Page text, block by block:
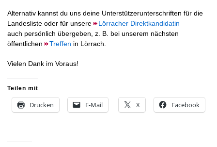
Alternativ kannst du uns deine Unterstützerunterschriften für die
Landesliste oder für unsere
Lörracher Direktkandidatin
auch persönlich übergeben, z. B. bei unserem nächsten
öffentlichen
Treffen in Lörrach.
Vielen Dank im Voraus!
Teilen mit
Drucken E-Mail X Facebook